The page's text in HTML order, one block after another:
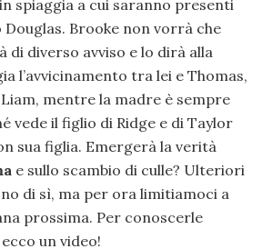
spiaggia a cui saranno presenti
Brooke non vorrà che
di diverso avviso e lo dirà alla
l’avvicinamento tra lei e Thomas,
mentre la madre è sempre
vede il figlio di Ridge e di Taylor
sua figlia. Emergerà la verità
e sullo scambio di culle? Ulteriori
di sì, ma per ora limitiamoci a
prossima. Per conoscerle
un video!